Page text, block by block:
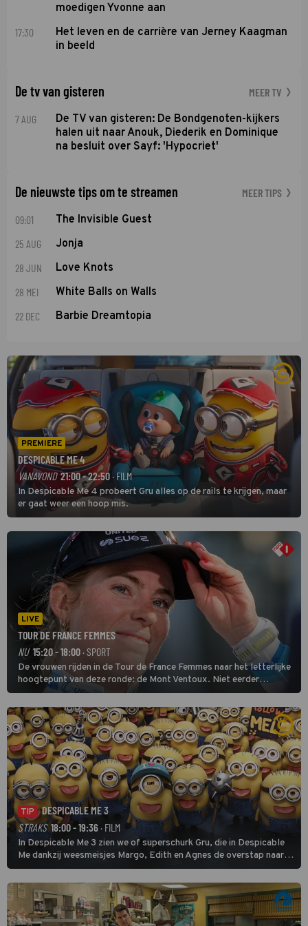
moedigen Yvonne aan
17:30
Het leven en de carrière van Jerney Kaagman
in beeld
De tv van gisteren MEER TV
7 AUG
De TV van gisteren: De Bondgenoten-kijkers
halen uit naar Anouk, Diederik en Dominique
na besluit over Sayf: 'Hypocriet'
De nieuwste tips om te streamen MEER TIPS
09:01 The Invisible Guest
25 AUG Jonja
28 JUN Love Knots
28 MEI White Balls on Walls
22 DEC Barbie Dreamtopia
PREMIERE
DESPICABLE ME 4
VANAVOND 21:00 - 22:50 · FILM
In Despicable Me 4 probeert Gru alles op de rails te krijgen, maar
er gaat weer een hoop mis.
LIVE
TOUR DE FRANCE FEMMES
NU 15:20 - 18:00 · SPORT
De vrouwen rijden in de Tour de France Femmes naar het letterlijke
hoogtepunt van deze ronde: de Mont Ventoux. Niet eerder
finishten de vrouwen voor deze koers op deze kale col uit de
buitencategorie. De aanloop naar de slotklim is vlak.
TIP
DESPICABLE ME 3
STRAKS 18:00 - 19:36· FILM
In Despicable Me 3 zien we of superschurk Gru, die in Despicable
Me dankzij weesmeisjes Margo, Edith en Agnes de overstap naar
het rechte pad maakte, ook op dat pad weet te blijven.